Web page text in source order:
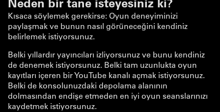
Kısaca söylemek gerekirse: Oyun deneyiminizi
paylaşmak ve bunun nasıl görüneceğini kendiniz
belirlemek istiyorsunuz.
Belki yıllardır yayıncıları izliyorsunuz ve bunu kendiniz
de denemek istiyorsunuz. Belki tam uzunlukta oyun
kayıtları içeren bir YouTube kanalı açmak istiyorsunuz.
Belki de konsolunuzdaki depolama alanının
dolmasından endişe etmeden en iyi oyun seanslarınızı
kaydetmek istiyorsunuz.